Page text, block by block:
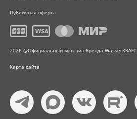
Публичная оферта
2026 @Официальный магазин бренда WasserKRAFT
Карта сайта